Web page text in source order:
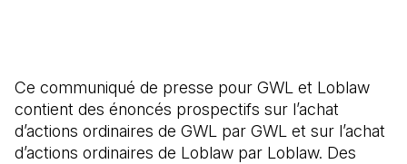
Ce communiqué de presse pour GWL et Loblaw
contient des énoncés prospectifs sur l’achat
d’actions ordinaires de GWL par GWL et sur l’achat
d’actions ordinaires de Loblaw par Loblaw. Des